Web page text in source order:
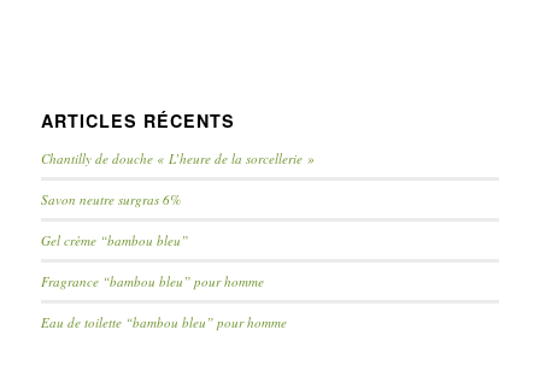
ARTICLES RÉCENTS
Chantilly de douche « L’heure de la sorcellerie »
Savon neutre surgras 6%
Gel crème “bambou bleu”
Fragrance “bambou bleu” pour homme
Eau de toilette “bambou bleu” pour homme